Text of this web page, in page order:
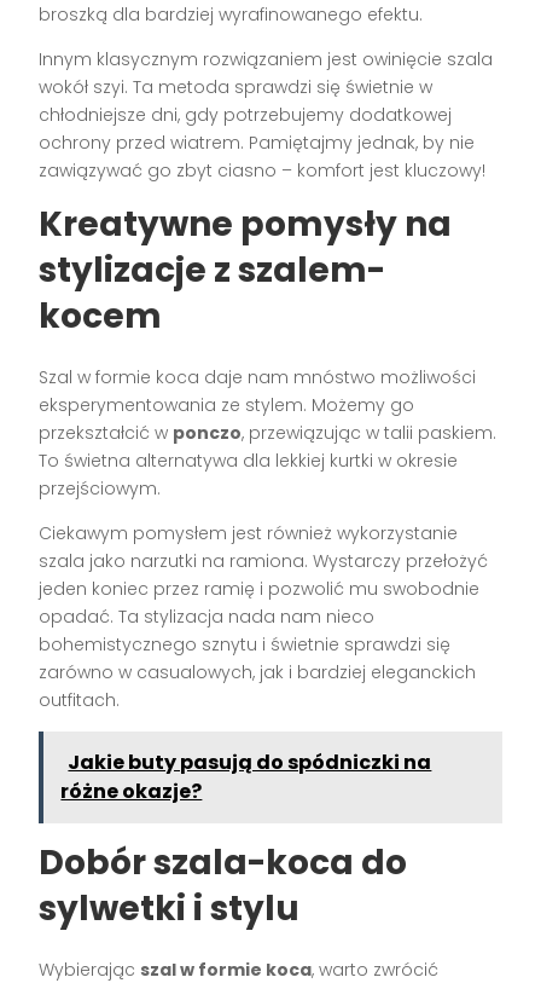
broszką dla bardziej wyrafinowanego efektu.
Innym klasycznym rozwiązaniem jest owinięcie szala
wokół szyi. Ta metoda sprawdzi się świetnie w
chłodniejsze dni, gdy potrzebujemy dodatkowej
ochrony przed wiatrem. Pamiętajmy jednak, by nie
zawiązywać go zbyt ciasno – komfort jest kluczowy!
Kreatywne pomysły na
stylizacje z szalem-
kocem
Szal w formie koca daje nam mnóstwo możliwości
eksperymentowania ze stylem. Możemy go
przekształcić w ponczo, przewiązując w talii paskiem.
To świetna alternatywa dla lekkiej kurtki w okresie
przejściowym.
Ciekawym pomysłem jest również wykorzystanie
szala jako narzutki na ramiona. Wystarczy przełożyć
jeden koniec przez ramię i pozwolić mu swobodnie
opadać. Ta stylizacja nada nam nieco
bohemistycznego sznytu i świetnie sprawdzi się
zarówno w casualowych, jak i bardziej eleganckich
outfitach.
Jakie buty pasują do spódniczki na
różne okazje?
Dobór szala-koca do
sylwetki i stylu
Wybierając szal w formie koca, warto zwrócić